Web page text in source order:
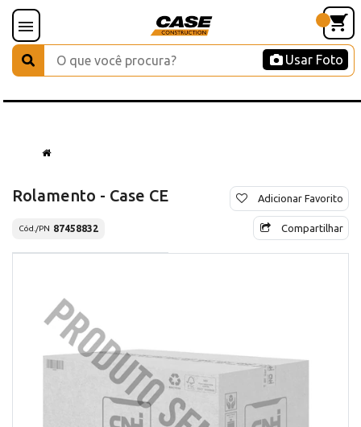
Usar Foto
Rolamento - Case CE
Cód./PN 87458832
Adicionar Favorito
Compartilhar